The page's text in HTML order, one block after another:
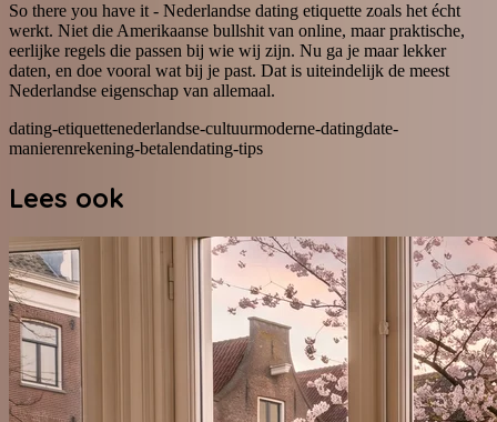
So there you have it - Nederlandse dating etiquette zoals het écht
werkt. Niet die Amerikaanse bullshit van online, maar praktische,
eerlijke regels die passen bij wie wij zijn. Nu ga je maar lekker
daten, en doe vooral wat bij je past. Dat is uiteindelijk de meest
Nederlandse eigenschap van allemaal.
dating-etiquettenederlandse-cultuurmoderne-datingdate-
manierenrekening-betalendating-tips
Lees ook